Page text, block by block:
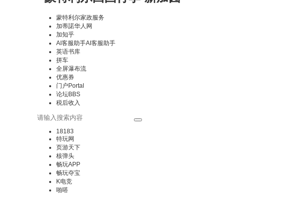
蒙特利尔家政服务
加蒂諾华人网
加知乎
AI客服助手AI客服助手
英语书库
拼车
全屏瀑布流
优惠券
门户 Portal
论坛BBS
税后收入
18183
特玩网
页游天下
核弹头
畅玩APP
畅玩夺宝
K电竞
啪嗒